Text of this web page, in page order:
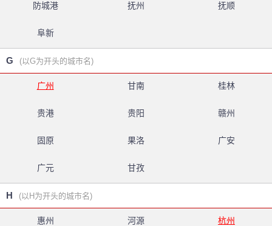
防城港 抚州 抚顺
阜新
G (以G为开头的城市名)
广州 甘南 桂林
贵港 贵阳 赣州
固原 果洛 广安
广元 甘孜
H (以H为开头的城市名)
惠州 河源 杭州